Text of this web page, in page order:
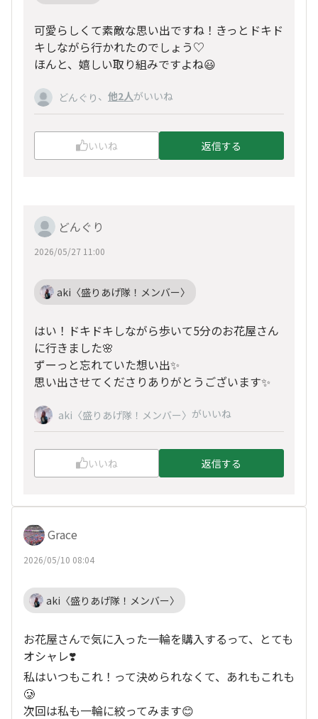
可愛らしくて素敵な思い出ですね！きっとドキド
キしながら行かれたのでしょう♡
ほんと、嬉しい取り組みですよね😃
どんぐり 、 他2人がいいね
いいね 返信する
どんぐり
2026/05/27 11:00
aki〈盛りあげ隊！メンバー〉
はい！ドキドキしながら歩いて5分のお花屋さん
に行きました🌸
ずーっと忘れていた想い出✨
思い出させてくださりありがとうございます✨
aki〈盛りあげ隊！メンバー〉 がいいね
いいね 返信する
Grace
2026/05/10 08:04
aki〈盛りあげ隊！メンバー〉
お花屋さんで気に入った一輪を購入するって、とても
オシャレ❣️
私はいつもこれ！って決められなくて、あれもこれも
🥲
次回は私も一輪に絞ってみます😊